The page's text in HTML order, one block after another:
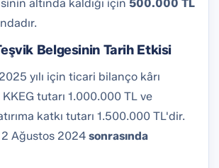
altında kaldığı için 500.000 TL
Belgesinin Tarih Etkisi
yılı için ticari bilanço kârı
tutarı 1.000.000 TL ve
katkı tutarı 1.500.000 TL'dir.
Ağustos 2024 sonrasında